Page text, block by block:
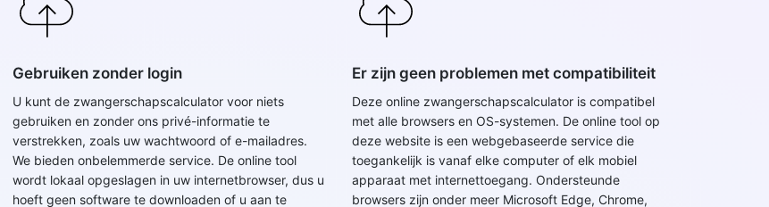
Gebruiken zonder login
U kunt de zwangerschapscalculator voor niets
gebruiken en zonder ons privé-informatie te
verstrekken, zoals uw wachtwoord of e-mailadres.
We bieden onbelemmerde service. De online tool
wordt lokaal opgeslagen in uw internetbrowser, dus u
hoeft geen software te downloaden of u aan te
Er zijn geen problemen met compatibiliteit
Deze online zwangerschapscalculator is compatibel
met alle browsers en OS-systemen. De online tool op
deze website is een webgebaseerde service die
toegankelijk is vanaf elke computer of elk mobiel
apparaat met internettoegang. Ondersteunde
browsers zijn onder meer Microsoft Edge, Chrome,